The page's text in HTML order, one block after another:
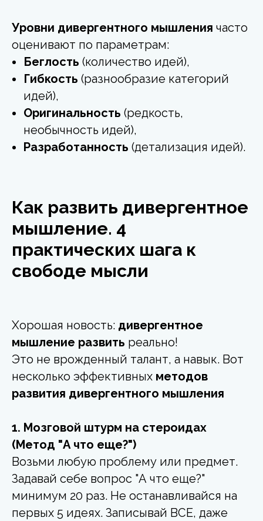
Уровни дивергентного мышления часто
оценивают по параметрам:
Беглость (количество идей),
Гибкость (разнообразие категорий
идей),
Оригинальность (редкость,
необычность идей),
Разработанность (детализация идей).
Как развить дивергентное
мышление. 4
практических шага к
свободе мысли
Хорошая новость: дивергентное
мышление развить реально!
Это не врожденный талант, а навык. Вот
несколько эффективных методов
развития дивергентного мышления
1. Мозговой штурм на стероидах
(Метод "А что еще?")
Возьми любую проблему или предмет.
Задавай себе вопрос "А что еще?"
минимум 20 раз. Не останавливайся на
первых 5 идеях. Записывай ВСЕ, даже